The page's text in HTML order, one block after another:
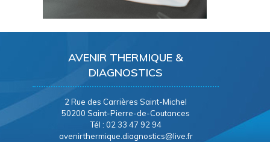
AVENIR THERMIQUE &
DIAGNOSTICS
2 Rue des Carrières Saint-Michel
50200 Saint-Pierre-de-Coutances
Tél : 02 33 47 92 94
avenirthermique.diagnostics@live.fr